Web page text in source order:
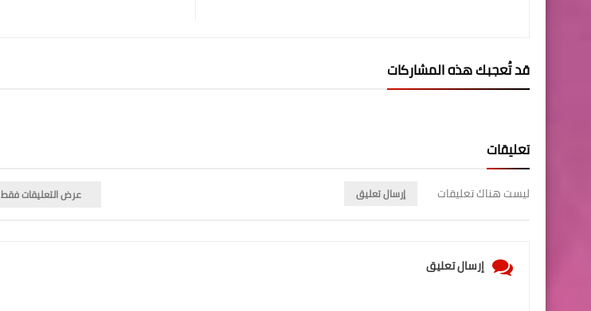
قد تُعجبك هذه المشاركات
تعليقات
ليست هناك تعليقات إرسال تعليق عرض التعليقات فقط
إرسال تعليق